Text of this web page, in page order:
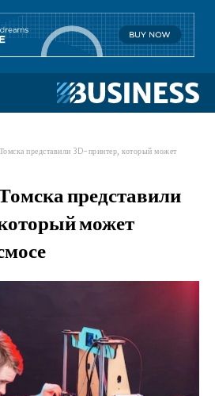
представили 3D-принтер, который может
представили
может